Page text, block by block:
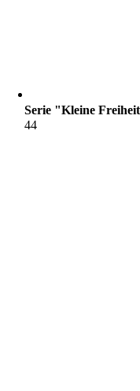
Serie "Kleine
44